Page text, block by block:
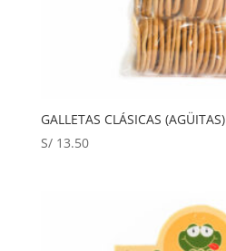
GALLETAS CLÁSICAS (AGÜITAS)
S/13.50